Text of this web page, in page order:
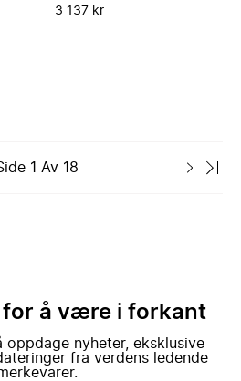
3 137 kr
1 Av 18
for å være i forkant
nyheter, eksklusive
fra verdens ledende